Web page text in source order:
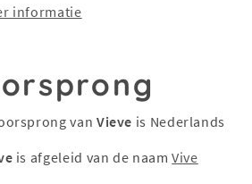
informatie
van Vieve is Nederlands
is afgeleid van de naamVive